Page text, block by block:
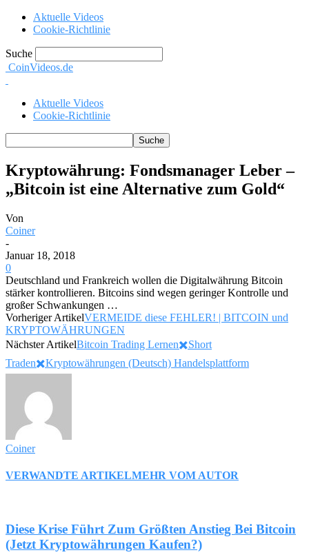
Aktuelle Videos
Cookie-Richtlinie
Suche
CoinVideos.de
Aktuelle Videos
Cookie-Richtlinie
Kryptowährung: Fondsmanager Leber –
„Bitcoin ist eine Alternative zum Gold“
Von
Coiner
-
Januar 18, 2018
0
Deutschland und Frankreich wollen die Digitalwährung Bitcoin
stärker kontrollieren. Bitcoins sind wegen geringer Kontrolle und
großer Schwankungen …
Vorheriger ArtikelVERMEIDE diese FEHLER! | BITCOIN und
KRYPTOWÄHRUNGEN
Nächster ArtikelBitcoin Trading Lernen✖️Short
Traden✖️Kryptowährungen (Deutsch) Handelsplattform
Coiner
VERWANDTE ARTIKELMEHR VOM AUTOR
Diese Krise Führt Zum Größten Anstieg Bei Bitcoin
(Jetzt Kryptowährungen Kaufen?)